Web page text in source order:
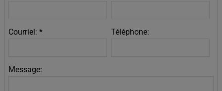
Courriel: * Téléphone:
Message: